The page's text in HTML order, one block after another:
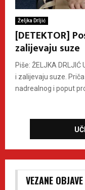
Željka Drljić
[DETEKTOR]
zalijevaju suze
Piše: ŽELJKA
i zalijevaju suze.
nadrealnog i poput
VEZANE OBJAVE